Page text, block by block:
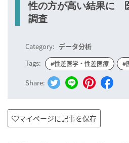
性の方が高い結果に
調査
Category: データ分析
Tags:
#性差医学・性差医療 #
Share:
マイページに記事を保存